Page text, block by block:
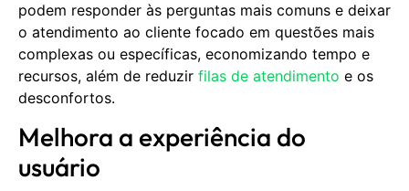
podem responder às perguntas mais comuns e deixar
o atendimento ao cliente focado em questões mais
complexas ou específicas, economizando tempo e
recursos, além de reduzir filas de atendimento e os
desconfortos.
Melhora a experiência do
usuário